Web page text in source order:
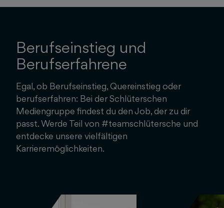
Berufseinstieg und
Berufserfahrene
Egal, ob Berufseinstieg, Quereinstieg oder
berufserfahren: Bei der Schlüterschen
Mediengruppe findest du den Job, der zu dir
passt. Werde Teil von #teamschlütersche und
entdecke unsere vielfältigen
Karrieremöglichkeiten.